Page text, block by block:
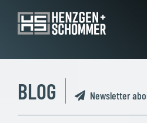
Inhalt
BLOG Newsletter